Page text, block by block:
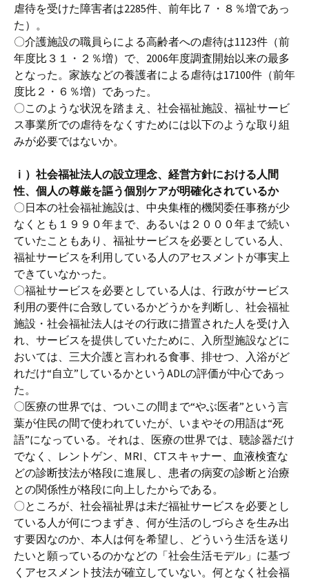
虐待を受けた障害者は2285件、前年比７・８％増であっ
た）。
〇介護施設の職員らによる高齢者への虐待は1123件（前
年度比３１・２％増）で、2006年度調査開始以来の最多
となった。家族などの養護者による虐待は17100件（前年
度比２・６％増）であった。
〇このような状況を踏まえ、社会福祉施設、福祉サービ
ス事業所での虐待をなくすためには以下のような取り組
みが必要ではないか。
ⅰ）社会福祉法人の設立理念、経営方針における人間
性、個人の尊厳を謳う個別ケアが明確化されているか
〇日本の社会福祉施設は、中央集権的機関委任事務が少
なくとも１９９０年まで、あるいは２０００年まで続い
ていたこともあり、福祉サービスを必要としている人、
福祉サービスを利用している人のアセスメントが事実上
できていなかった。
〇福祉サービスを必要としている人は、行政がサービス
利用の要件に合致しているかどうかを判断し、社会福祉
施設・社会福祉法人はその行政に措置された人を受け入
れ、サービスを提供していたために、入所型施設などに
おいては、三大介護と言われる食事、排せつ、入浴がど
れだけ“自立”しているかというADLの評価が中心であっ
た。
〇医療の世界では、ついこの間まで“やぶ医者”という言
葉が住民の間で使われていたが、いまやその用語は“死
語”になっている。それは、医療の世界では、聴診器だけ
でなく、レントゲン、MRI、CTスキャナー、血液検査な
どの診断技法が格段に進展し、患者の病変の診断と治療
との関係性が格段に向上したからである。
〇ところが、社会福祉界は未だ福祉サービスを必要とし
ている人が何につまずき、何が生活のしづらさを生み出
す要因なのか、本人は何を希望し、どういう生活を送り
たいと願っているのかなどの「社会生活モデル」に基づ
くアセスメント技法が確立していない。何となく社会福